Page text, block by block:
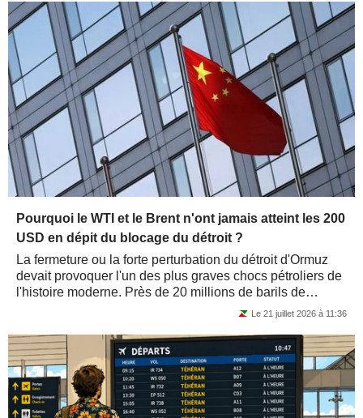
Pourquoi le WTI et le Brent n'ont jamais atteint les 200
USD en dépit du blocage du détroit ?
La fermeture ou la forte perturbation du détroit d'Ormuz
devait provoquer l'un des plus graves chocs pétroliers de
l'histoire moderne. Près de 20 millions de barils de
Le 21 juillet 2026 à 11:36